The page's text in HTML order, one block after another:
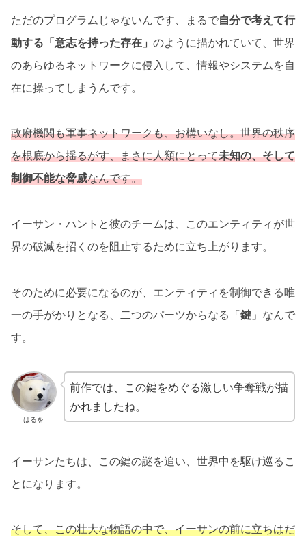
ただのプログラムじゃないんです、まるで自分で考えて行
動する「意志を持った存在」 のように描かれていて、世界
のあらゆるネットワークに侵入して、情報やシステムを自
在に操ってしまうんです。
政府機関も軍事ネットワークも、お構いなし。世界の秩序
を根底から揺るがす、まさに人類にとって未知の、そして
制御不能な脅威なんです。
イーサン・ハントと彼のチームは、このエンティティが世
界の破滅を招くのを阻止するために立ち上がります。
そのために必要になるのが、エンティティを制御できる唯
一の手がかりとなる、二つのパーツからなる「鍵 」なんで
す。
はるを
前作では、この鍵をめぐる激しい争奪戦が描
かれましたね。
イーサンたちは、この鍵の謎を追い、世界中を駆け巡るこ
とになります。
そして、この壮大な物語の中で、イーサンの前に立ちはだ